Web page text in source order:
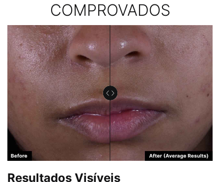
COMPROVADOS
Resultados Visíveis